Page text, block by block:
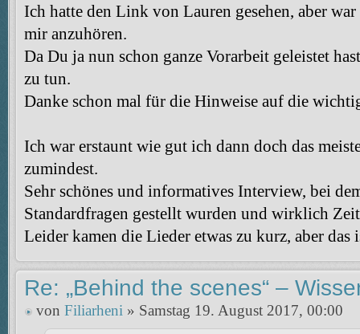
Ich hatte den Link von Lauren gesehen, aber
mir anzuhören.
Da Du ja nun schon ganze Vorarbeit geleistet
zu tun.
Danke schon mal für die Hinweise auf die
Ich war erstaunt wie gut ich dann doch das
zumindest.
Sehr schönes und informatives Interview, bei
Standardfragen gestellt wurden und wirklich
Leider kamen die Lieder etwas zu kurz, aber
Re: „Behind the scenes“ –
von Filiarheni » Samstag 19. August 2017, 00:00